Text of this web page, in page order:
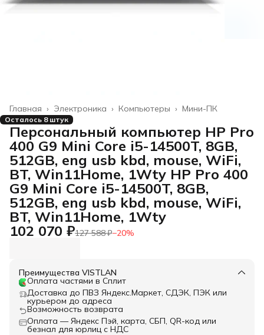
Мини-ПК
Компьютеры ›
Электроника ›
Главная ›
Осталось 8 штук
Персональный компьютер HP Pro
400 G9 Mini Core i5-14500T, 8GB,
512GB, eng usb kbd, mouse, WiFi,
BT, Win11Home, 1Wty HP Pro 400
G9 Mini Core i5-14500T, 8GB,
512GB, eng usb kbd, mouse, WiFi,
BT, Win11Home, 1Wty
102 070 ₽127 588 ₽−20%
Преимущества VISTLAN
Оплата частями в Сплит
Доставка до ПВЗ Яндекс.Маркет, СДЭК, ПЭК или
курьером до адреса
Возможность возврата
Оплата — Яндекс Пэй, карта, СБП, QR-код или
безнал для юрлиц с НДС